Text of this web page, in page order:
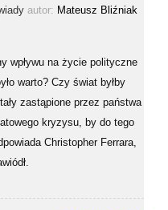
autor: Mateusz Bliźniak
wpływu na życie polityczne
warto? Czy świat byłby
zastąpione przez państwa
kryzysu, by do tego
Christopher Ferrara,